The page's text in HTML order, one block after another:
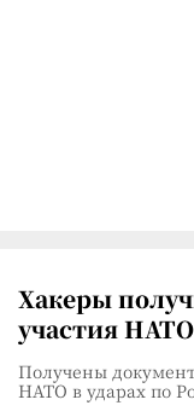
Хакеры
участия
Получены
НАТО в ударах по